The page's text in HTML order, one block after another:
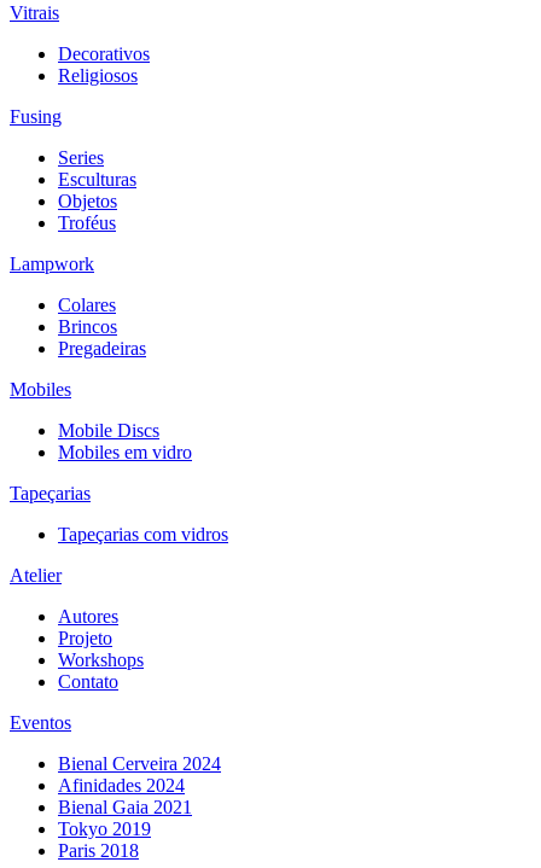
Vitrais
Decorativos
Religiosos
Fusing
Series
Esculturas
Objetos
Troféus
Lampwork
Colares
Brincos
Pregadeiras
Mobiles
Mobile Discs
Mobiles em vidro
Tapeçarias
Tapeçarias com vidros
Atelier
Autores
Projeto
Workshops
Contato
Eventos
Bienal Cerveira 2024
Afinidades 2024
Bienal Gaia 2021
Tokyo 2019
Paris 2018